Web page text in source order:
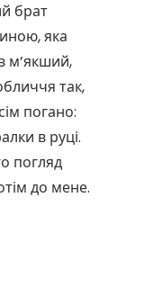
брат
яка
м’якший,
так,
погано:
в руці.
погляд
до мене.